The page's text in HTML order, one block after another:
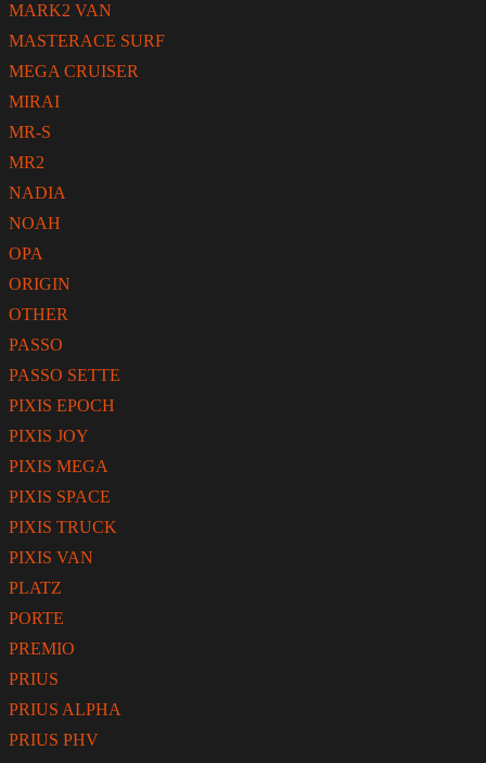
MARK2 VAN
MASTERACE SURF
MEGA CRUISER
MIRAI
MR-S
MR2
NADIA
NOAH
OPA
ORIGIN
OTHER
PASSO
PASSO SETTE
PIXIS EPOCH
PIXIS JOY
PIXIS MEGA
PIXIS SPACE
PIXIS TRUCK
PIXIS VAN
PLATZ
PORTE
PREMIO
PRIUS
PRIUS ALPHA
PRIUS PHV